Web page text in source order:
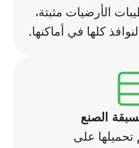
الأرضيات مثبتة،
كلها في أماكنها.
الصنع
تحميلها على